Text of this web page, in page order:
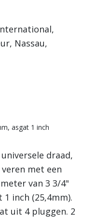
Nassau,
asgat 1 inch
draad,
met een
van 3 3/4"
1 inch (25,4mm).
uit 4 pluggen. 2